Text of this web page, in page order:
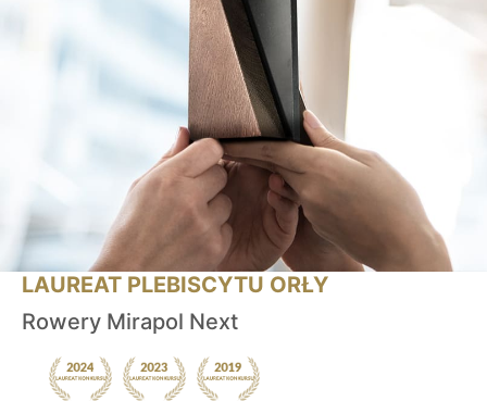
LAUREAT PLEBISCYTU ORŁY
Rowery Mirapol Next